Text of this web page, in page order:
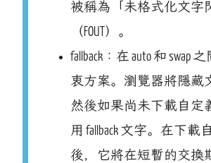
被稱為「未格式化文字
（FOUT）。
fallback：在 auto 和 swap
衷方案。瀏覽器將隱藏文
然後如果尚未下載自定
用 fallback 文字。在下載
後，它將在短暫的交換